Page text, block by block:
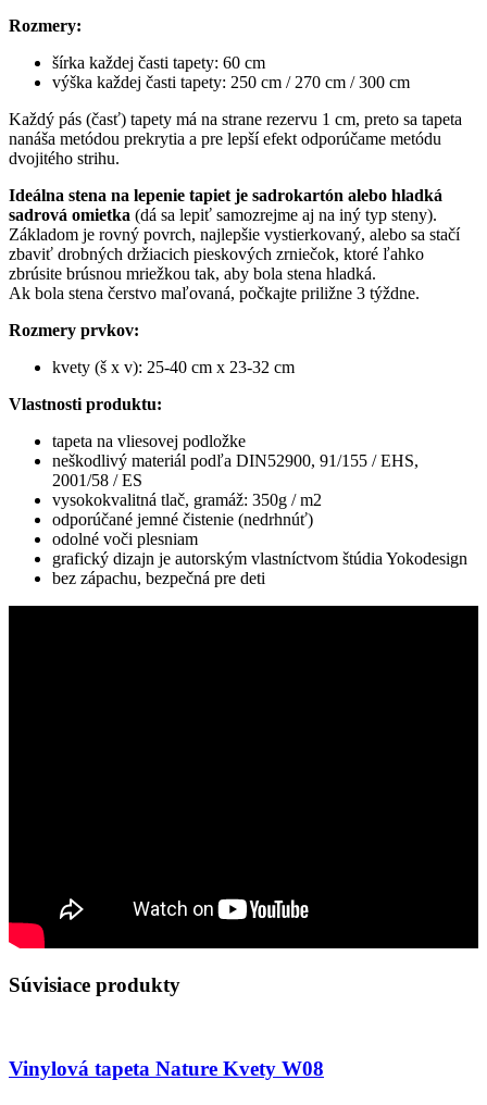
Rozmery:
šírka každej časti tapety: 60 cm
výška každej časti tapety: 250 cm / 270 cm / 300 cm
Každý pás (časť) tapety má na strane rezervu 1 cm, preto sa tapeta
nanáša metódou prekrytia a pre lepší efekt odporúčame metódu
dvojitého strihu.
Ideálna stena na lepenie tapiet je sadrokartón alebo hladká
sadrová omietka (dá sa lepiť samozrejme aj na iný typ steny).
Základom je rovný povrch, najlepšie vystierkovaný, alebo sa stačí
zbaviť drobných držiacich pieskových zrniečok, ktoré ľahko
zbrúsite brúsnou mriežkou tak, aby bola stena hladká.
Ak bola stena čerstvo maľovaná, počkajte priližne 3 týždne.
Rozmery prvkov:
kvety (š x v): 25-40 cm x 23-32 cm
Vlastnosti produktu:
tapeta na vliesovej podložke
neškodlivý materiál podľa DIN52900, 91/155 / EHS,
2001/58 / ES
vysokokvalitná tlač, gramáž: 350g / m2
odporúčané jemné čistenie (nedrhnúť)
odolné voči plesniam
grafický dizajn je autorským vlastníctvom štúdia Yokodesign
bez zápachu, bezpečná pre deti
Súvisiace produkty
Vinylová tapeta Nature Kvety W08